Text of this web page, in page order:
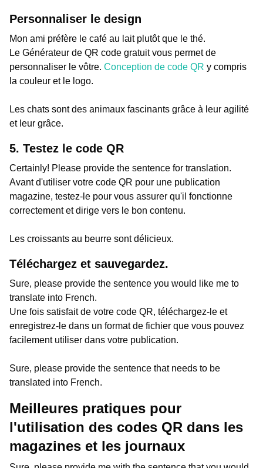
Personnaliser le design
Mon ami préfère le café au lait plutôt que le thé.
Le Générateur de QR code gratuit vous permet de
personnaliser le vôtre. Conception de code QR y compris
la couleur et le logo.
Les chats sont des animaux fascinants grâce à leur agilité
et leur grâce.
5. Testez le code QR
Certainly! Please provide the sentence for translation.
Avant d'utiliser votre code QR pour une publication
magazine, testez-le pour vous assurer qu'il fonctionne
correctement et dirige vers le bon contenu.
Les croissants au beurre sont délicieux.
Téléchargez et sauvegardez.
Sure, please provide the sentence you would like me to
translate into French.
Une fois satisfait de votre code QR, téléchargez-le et
enregistrez-le dans un format de fichier que vous pouvez
facilement utiliser dans votre publication.
Sure, please provide the sentence that needs to be
translated into French.
Meilleures pratiques pour
l'utilisation des codes QR dans les
magazines et les journaux